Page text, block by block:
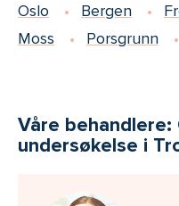
Oslo Bergen
Moss
Porsgrunn
Våre behandlere:
undersøkelse i